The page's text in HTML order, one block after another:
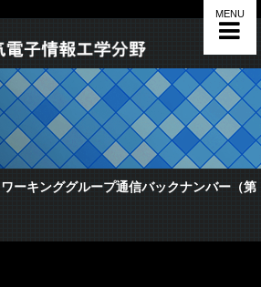
MENU
ーキンググループ通信バックナンバー（第